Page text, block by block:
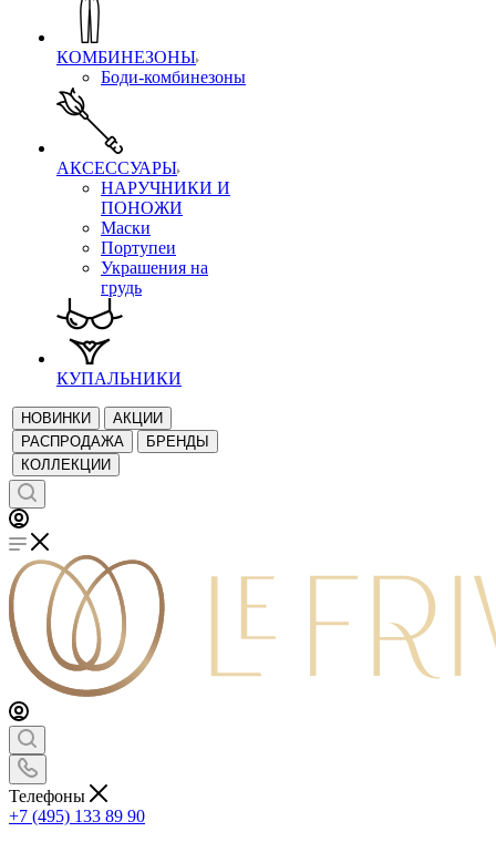
КОМБИНЕЗОНЫ
Боди-комбинезоны
АКСЕССУАРЫ
НАРУЧНИКИ И
ПОНОЖИ
Маски
Портупеи
Украшения на
грудь
КУПАЛЬНИКИ
НОВИНКИ
АКЦИИ
РАСПРОДАЖА
БРЕНДЫ
КОЛЛЕКЦИИ
Телефоны
+7 (495) 133 89 90